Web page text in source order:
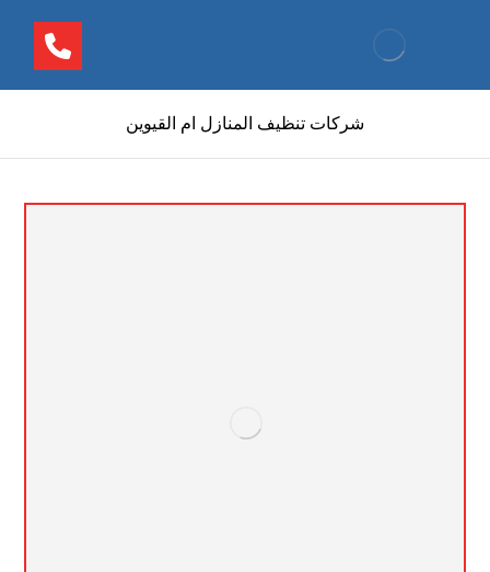
شركات تنظيف المنازل ام القيوين